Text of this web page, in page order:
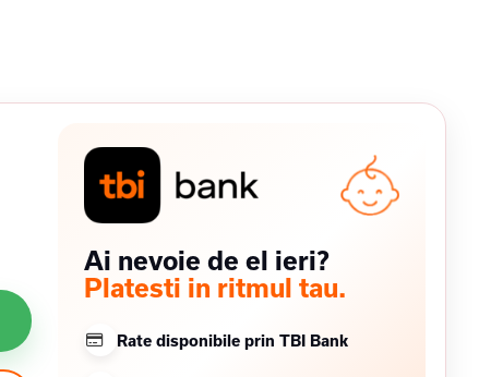
Ai nevoie de el ieri?
Platesti in ritmul tau.
Rate disponibile prin TBI Bank